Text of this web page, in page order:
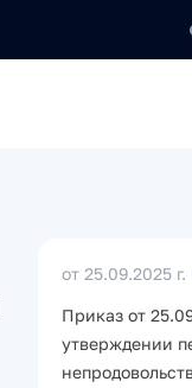
от 25.09.2025 г.
Приказ от
утверждении